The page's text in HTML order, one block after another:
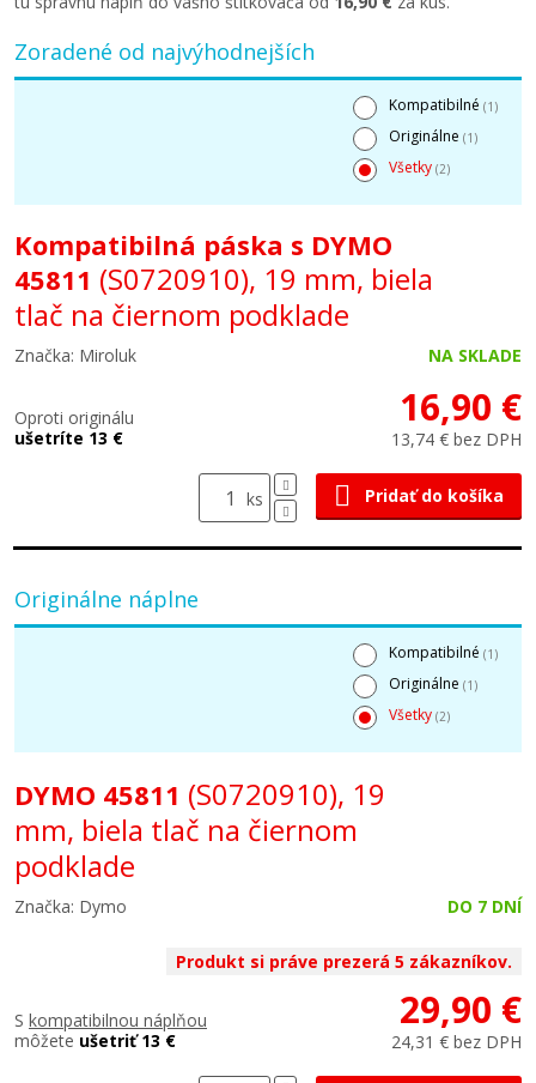
Zoradené od najvýhodnejších
Kompatibilné (1)
Originálne (1)
Všetky (2)
Kompatibilná páska s DYMO
45811 (S0720910), 19 mm, biela
tlač na čiernom podklade
Značka: Miroluk NA SKLADE
Oproti originálu
ušetríte 13 €
16,90 €
13,74 € bez DPH
ks Pridať do košíka
Originálne náplne
Kompatibilné (1)
Originálne (1)
Všetky (2)
DYMO 45811 (S0720910), 19
mm, biela tlač na čiernom
podklade
Značka: Dymo DO 7 DNÍ
Produkt si práve prezerá 5 zákazníkov.
S kompatibilnou náplňou
môžete ušetriť 13 €
29,90 €
24,31 € bez DPH